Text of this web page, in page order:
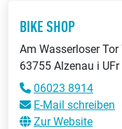
BIKE SHOP
Am Wasserloser Tor
63755 Alzenau i UFr
06023 8914
E-Mail schreiben
Zur Website